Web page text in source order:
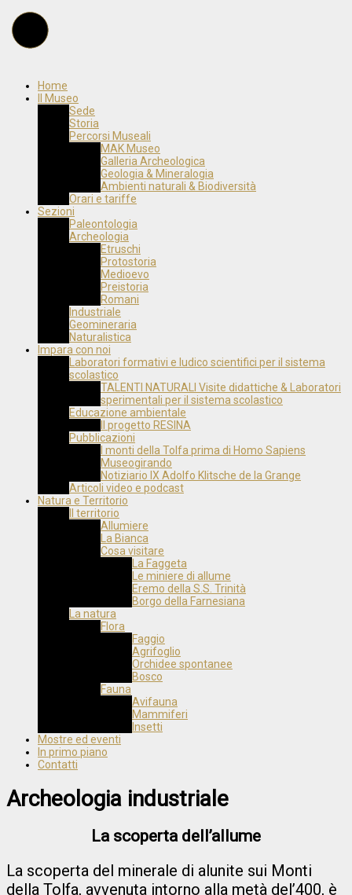
Home
Il Museo
Sede
Storia
Percorsi Museali
MAK Museo
Galleria Archeologica
Geologia & Mineralogia
Ambienti naturali & Biodiversità
Orari e tariffe
Sezioni
Paleontologia
Archeologia
Etruschi
Protostoria
Medioevo
Preistoria
Romani
Industriale
Geomineraria
Naturalistica
Impara con noi
Laboratori formativi e ludico scientifici per il sistema
scolastico
TALENTI NATURALI Visite didattiche & Laboratori
sperimentali per il sistema scolastico
Educazione ambientale
Il progetto RESINA
Pubblicazioni
I monti della Tolfa prima di Homo Sapiens
Museogirando
Notiziario IX Adolfo Klitsche de la Grange
Articoli video e podcast
Natura e Territorio
Il territorio
Allumiere
La Bianca
Cosa visitare
La Faggeta
Le miniere di allume
Eremo della S.S. Trinità
Borgo della Farnesiana
La natura
Flora
Faggio
Agrifoglio
Orchidee spontanee
Bosco
Fauna
Avifauna
Mammiferi
Insetti
Mostre ed eventi
In primo piano
Contatti
Archeologia industriale
La scoperta dell’allume
La scoperta del minerale di alunite sui Monti
della Tolfa, avvenuta intorno alla metà del’400, è